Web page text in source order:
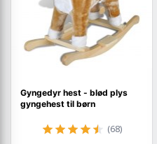
Gyngedyr hest - blød plys
gyngehest til børn
(68)